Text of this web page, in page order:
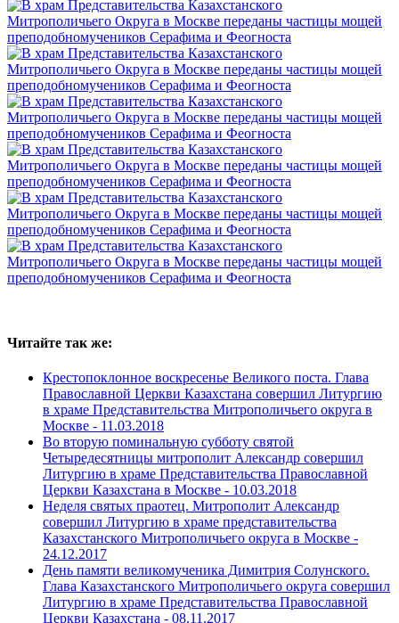
Читайте так же:
Крестопоклонное воскресенье Великого поста. Глава
Православной Церкви Казахстана совершил Литургию
в храме Представительства Митрополичьего округа в
Москве - 11.03.2018
Во вторую поминальную субботу святой
Четыредесятницы митрополит Александр совершил
Литургию в храме Представительства Православной
Церкви Казахстана в Москве - 10.03.2018
Неделя святых праотец. Митрополит Александр
совершил Литургию в храме представительства
Казахстанского Митрополичьего округа в Москве -
24.12.2017
День памяти великомученика Димитрия Солунского.
Глава Казахстанского Митрополичьего округа совершил
Литургию в храме Представительства Православной
Церкви Казахстана - 08.11.2017